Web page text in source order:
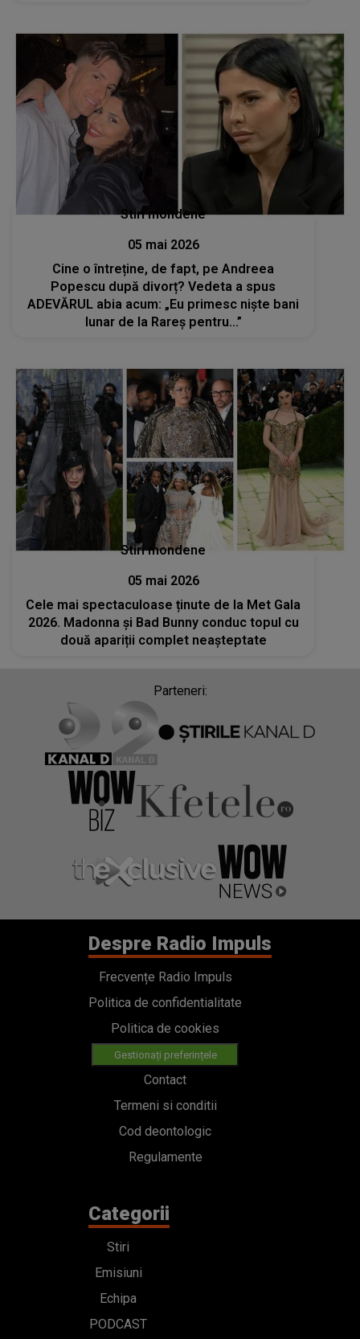
Stiri mondene
05 mai 2026
Cine o întreține, de fapt, pe Andreea
Popescu după divorț? Vedeta a spus
ADEVĂRUL abia acum: „Eu primesc niște bani
lunar de la Rareș pentru...”
Stiri mondene
05 mai 2026
Cele mai spectaculoase ținute de la Met Gala
2026. Madonna și Bad Bunny conduc topul cu
două apariții complet neașteptate
Parteneri:
Despre Radio Impuls
Frecvențe Radio Impuls
Politica de confidentialitate
Politica de cookies
Gestionați preferințele
Contact
Termeni si conditii
Cod deontologic
Regulamente
Categorii
Stiri
Emisiuni
Echipa
PODCAST